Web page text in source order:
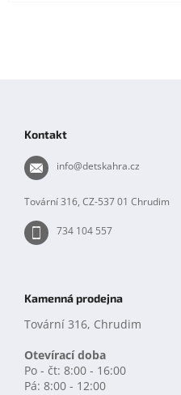
Kontakt
info@detskahra.cz
Tovární 316, CZ-537 01 Chrudim
734 104 557
Kamenná prodejna
Tovární 316, Chrudim
Otevírací doba
Po - čt: 8:00 - 16:00
Pá: 8:00 - 12:00